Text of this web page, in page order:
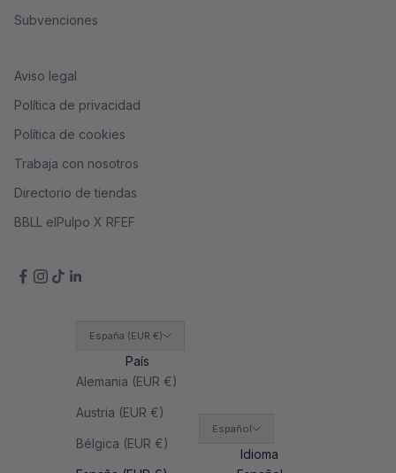
Subvenciones
Aviso legal
Política de privacidad
Política de cookies
Trabaja con nosotros
Directorio de tiendas
BBLL elPulpo X RFEF
España (EUR €)
País
Alemania (EUR €)
Austria (EUR €)
Bélgica (EUR €)
Español
Idioma